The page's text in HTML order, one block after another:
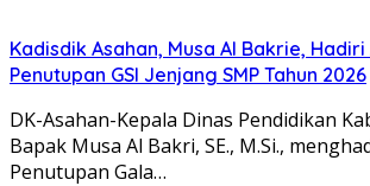
Kadisdik Asahan, Musa Al Bakrie,
Penutupan GSI Jenjang SMP Tahun 2026
DK-Asahan-Kepala Dinas Pendidikan
Bapak Musa Al Bakri, SE., M.Si.,
Penutupan Gala…